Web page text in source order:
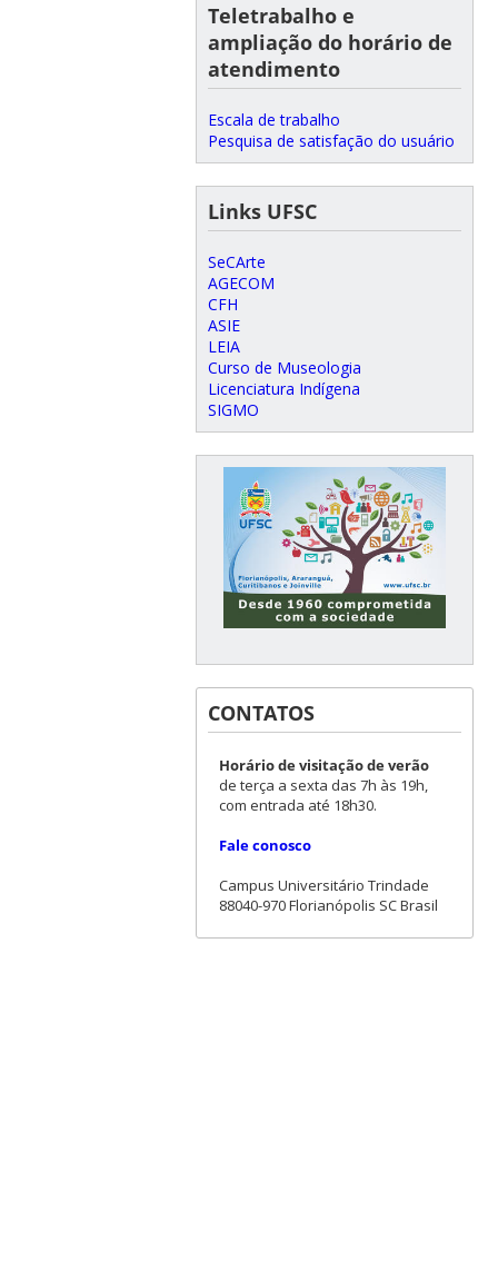
Teletrabalho e
ampliação do horário de
atendimento
Escala de trabalho
Pesquisa de satisfação do usuário
Links UFSC
SeCArte
AGECOM
CFH
ASIE
LEIA
Curso de Museologia
Licenciatura Indígena
SIGMO
CONTATOS
Horário de visitação de verão
de terça a sexta das 7h às 19h,
com entrada até 18h30.
Fale conosco
Campus Universitário Trindade
88040-970 Florianópolis SC Brasil